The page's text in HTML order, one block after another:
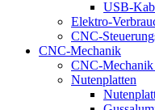
USB-
Elektro-
CNC-
CNC-Mechanik
CNC-Mechanik
Nutenplatten